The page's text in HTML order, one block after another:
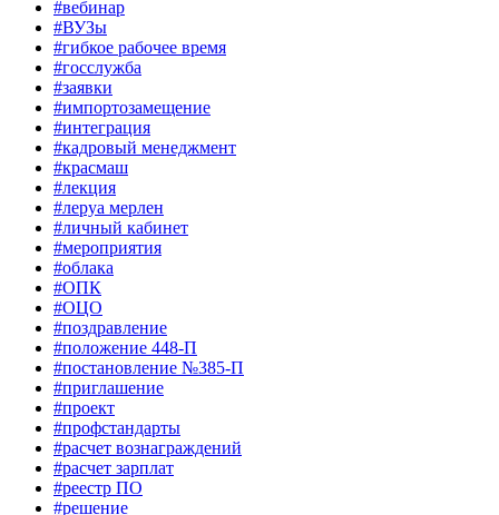
#вебинар
#ВУЗы
#гибкое рабочее время
#госслужба
#заявки
#импортозамещение
#интеграция
#кадровый менеджмент
#красмаш
#лекция
#леруа мерлен
#личный кабинет
#мероприятия
#облака
#ОПК
#ОЦО
#поздравление
#положение 448-П
#постановление №385-П
#приглашение
#проект
#профстандарты
#расчет вознаграждений
#расчет зарплат
#реестр ПО
#решение